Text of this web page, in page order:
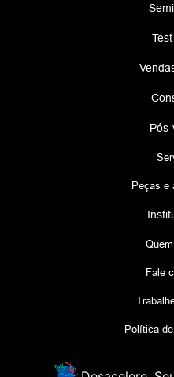
Peças e
Fale
Política